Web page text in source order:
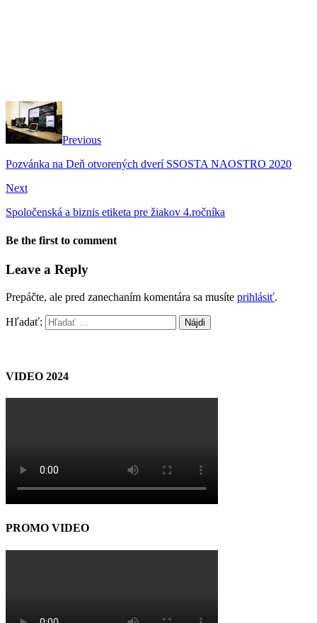
Previous
Pozvánka na Deň otvorených dverí SSOSTA NAOSTRO 2020
Next
Spoločenská a biznis etiketa pre žiakov 4.ročníka
Be the first to comment
Leave a Reply
Prepáčte, ale pred zanechaním komentára sa musíte prihlásiť.
Hľadať:
VIDEO 2024
PROMO VIDEO